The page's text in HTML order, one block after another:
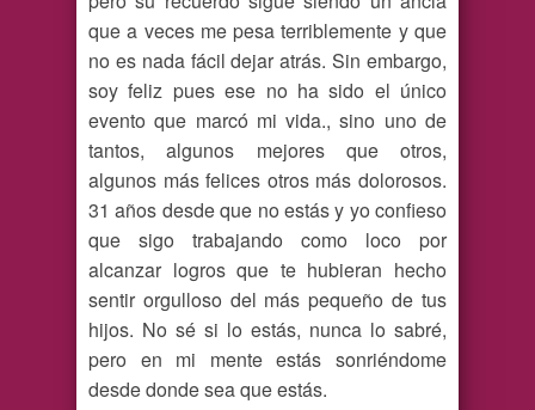
que a veces me pesa terriblemente y que
no es nada fácil dejar atrás. Sin embargo,
soy feliz pues ese no ha sido el único
evento que marcó mi vida., sino uno de
tantos, algunos mejores que otros,
algunos más felices otros más dolorosos.
31 años desde que no estás y yo confieso
que sigo trabajando como loco por
alcanzar logros que te hubieran hecho
sentir orgulloso del más pequeño de tus
hijos. No sé si lo estás, nunca lo sabré,
pero en mi mente estás sonriéndome
desde donde sea que estás.